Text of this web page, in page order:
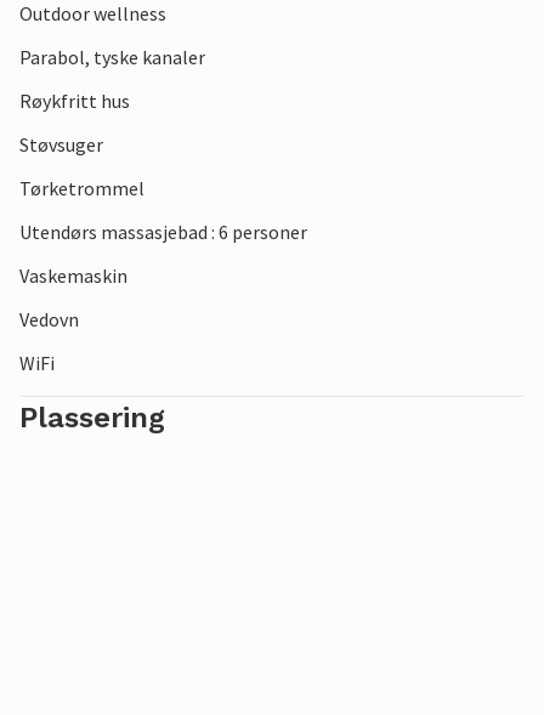
Outdoor wellness
Parabol, tyske kanaler
Røykfritt hus
Støvsuger
Tørketrommel
Utendørs massasjebad : 6 personer
Vaskemaskin
Vedovn
WiFi
Plassering